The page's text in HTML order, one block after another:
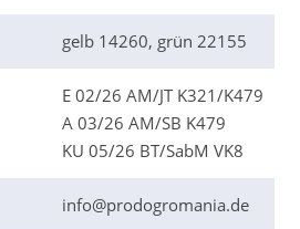
gelb 14260, grün 22155
E 02/26 AM/JT K321/K479
A 03/26 AM/SB K479
KU 05/26 BT/SabM VK8
info@prodogromania.de